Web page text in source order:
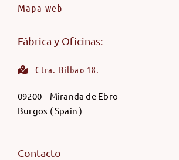
Mapa web
Fábrica y Oficinas:
Ctra. Bilbao 18.
09200 – Miranda de Ebro
Burgos ( Spain )
Contacto